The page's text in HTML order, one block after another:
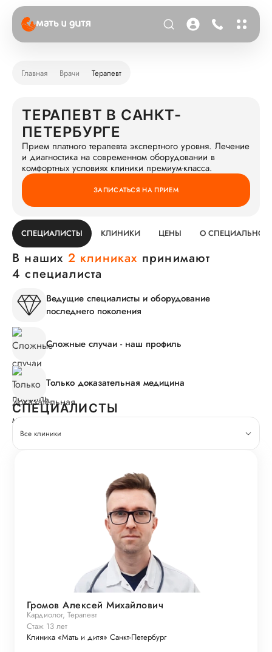
Главная Врачи Терапевт
ТЕРАПЕВТ В САНКТ-
ПЕТЕРБУРГЕ
Прием платного терапевта экспертного уровня. Лечение
и диагностика на современном оборудовании в
комфортных условиях клиники премиум-класса.
ЗАПИСАТЬСЯ НА ПРИЕМ
СПЕЦИАЛИСТЫ КЛИНИКИ ЦЕНЫ О
В наших 2 клиниках принимают
4 специалиста
Ведущие специалисты и оборудование
последнего поколения
Сложные случаи - наш профиль
Только доказательная медицина
СПЕЦИАЛИСТЫ
Все клиники
Громов Алексей Михайлович
Кардиолог, Терапевт
Стаж 13 лет
Клиника «Мать и дитя» Санкт-Петербург